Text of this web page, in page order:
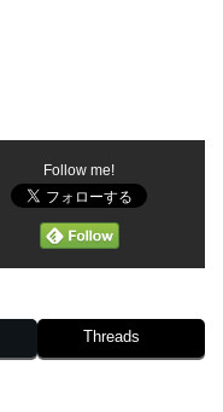
Follow me!
Threads